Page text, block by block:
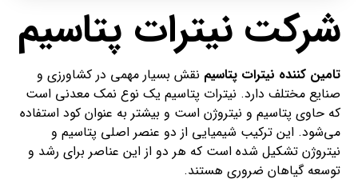
شرکت نیترات پتاسیم
تامین کننده نیترات پتاسیم نقش بسیار مهمی در کشاورزی و
صنایع مختلف دارد. نیترات پتاسیم یک نوع نمک معدنی است
که حاوی پتاسیم و نیتروژن است و بیشتر به عنوان کود استفاده
می‌شود. این ترکیب شیمیایی از دو عنصر اصلی پتاسیم و
نیتروژن تشکیل شده است که هر دو از این عناصر برای رشد و
توسعه گیاهان ضروری هستند.